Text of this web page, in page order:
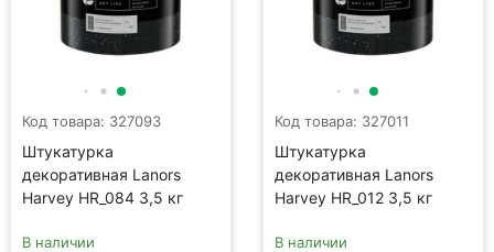
Код товара: 327093
Штукатурка
декоративная Lanors
Harvey HR_084 3,5 кг
В наличии
Код товара: 327011
Штукатурка
декоративная Lanors
Harvey HR_012 3,5 кг
В наличии